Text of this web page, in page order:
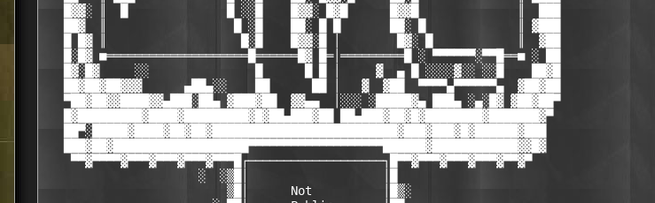
   █▓▓░ ║  █              █ ░░█    █▓▓░ █▓█      █▓▓█              ║  ███
   ██▓  ║                  █ ░█    ██░ █ █       ██░ █             ║ ▓███
   █ █▓ ║                   █░█    █▓▓░█ │        █▓░ █            ║  ▓██
   █░█▓ ■════════════════════█══════█▓ █═│═════════█ ░ ▀▀▀▀▀▀░▀▀█══■ ░ ██
   █▓░█▓     ░░               █      █ █ │     ▓  ▄ █ ░░░░▓░░ ░░█    ██▓█
   ██▓██▓██▓▓▓      ▄██▄░░    ██      ██ │   ▓  ▓██  ▀▀▀▀▄▀▀▀▀▀▀▄  ▓██▓██
   ▀██▓██▓▓████▓▓▄███░██▄ ▓███▓██  ▓▓▄▄  │░░░ ░█████▓▄ ███▄ ░▄░█▓ ▓██▓██▀
   █▓█████████▓████▓█████████▓█▓██▄███▓██ ██▄███▓██▓█▓████████▓███████▓▀
   ██▀░█████▓████▓██▓██▓██████████████████████████▓███▓███▓█▓██████▓███
   ███▓██▓███████████████████▀▀▀▀▀▀▀▀▀▀▀▀▀▀▀▀▀▀▀██████▓████████████▓▓█▓
    ▀▀▓▀▀▀▀▓▀▀▀▓▀▀▀▓▀▀▀▓▀▀▀█┌───────────────────┐█▀▀▓▀▀▀▓▀▀▀▓▀▀▀▓▀▀▓▀
                      ░  ░▒█│                   │█
                          ▒█│      Not          │█▒░